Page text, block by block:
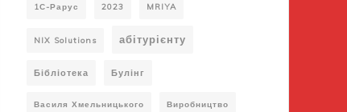
1С-Рарус 2023 MRIYA
NIX Solutions абітурієнту
Бібліотека Булінг
Василя Хмельницького Виробництво